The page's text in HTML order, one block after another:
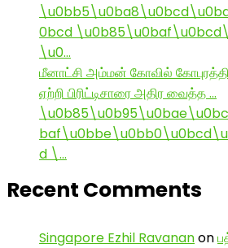
0bcd
\u0…
மீனாட்சி அம்மன் கோவில்
ஏற்றி பிரிட்டிசாரை அதிர வைத்த …
d \…
Recent Comments
Singapore Ezhil Ravananon